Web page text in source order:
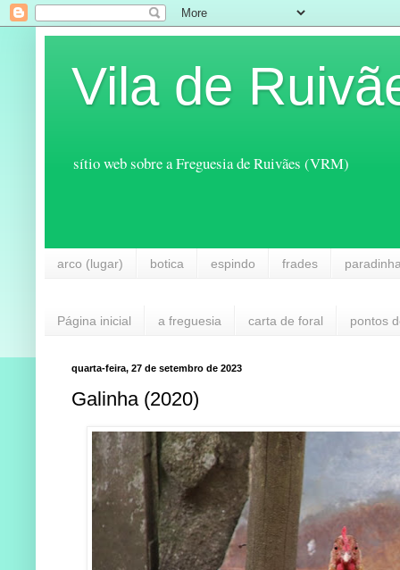
Vila de
sítio web sobre a Freguesia de Ruivães (VRM)
arco (lugar) botica espindo frades
Página inicial a freguesia carta de foral pontos
quarta-feira, 27 de setembro de 2023
Galinha (2020)